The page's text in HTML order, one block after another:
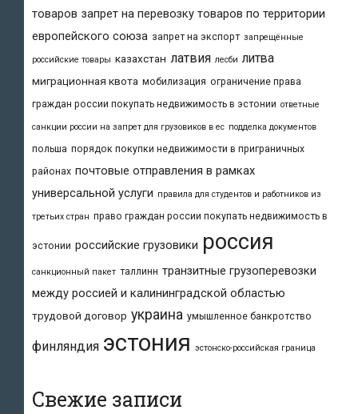
товаров запрет на перевозку товаров по территории
европейского союза запрет на экспорт запрещённые
российские товары казахстан латвия лесби литва
миграционная квота мобилизация ограничение права
граждан россии покупать недвижимость в эстонии ответные
санкции россии на запрет для грузовиков в ес подделка документов
польша порядок покупки недвижимости в приграничных
районах почтовые отправления в рамках
универсальной услуги правила для студентов и работников из
третьих стран право граждан россии покупать недвижимость в
эстонии российские грузовики россия
санкционный пакет таллинн транзитные грузоперевозки
между россией и калининградской областью
трудовой договор украина умышленное банкротство
финляндия эстония эстонско-российская граница
Свежие записи